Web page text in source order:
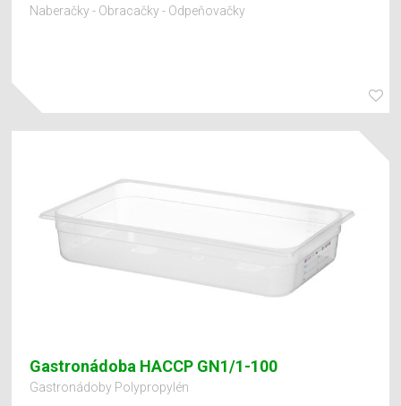
Naberačky - Obracačky - Odpeňovačky
Gastronádoba HACCP GN1/1-100
Gastronádoby Polypropylén